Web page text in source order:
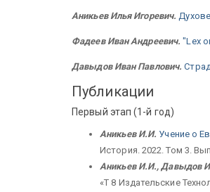
Аникьев Илья Игоревич.
Фадеев Иван Андреевич. "Lex
Давыдов Иван Павлович.
Публикации
Первый этап (1-й год)
Аникьев И.И. Учение о
История. 2022. Том 3.
Аникьев И.И., Давыдов
«Т 8 Издательские